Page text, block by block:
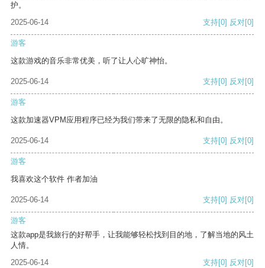
护。
2025-06-14
支持[0] 反对[0]
游客
这款游戏的音乐非常优美，听了让人心旷神怡。
2025-06-14 支持[0] 反对[0]
游客
这款加速器VPM应用程序已经为我们带来了无限的隐私和自由。
2025-06-14 支持[0] 反对[0]
游客
我喜欢这个软件 作者加油
2025-06-14 支持[0] 反对[0]
游客
这款app是我旅行的好帮手，让我能够轻松找到目的地，了解当地的风土
人情。
2025-06-14
支持[0] 反对[0]